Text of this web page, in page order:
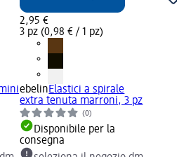
2,95 €
3 pz (0,98 € / 1 pz)
ebelinElastici a spirale
extra tenuta marroni, 3 pz
(0)
Disponibile per la
consegna